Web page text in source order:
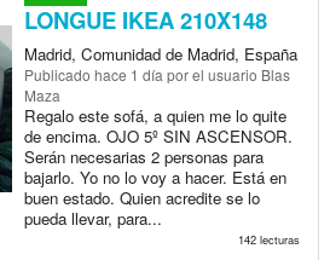
LONGUE IKEA 210X148
Madrid, Comunidad de Madrid, España
Publicado hace 1 día por el usuario Blas
Maza
Regalo este sofá, a quien me lo quite
de encima. OJO 5º SIN ASCENSOR.
Serán necesarias 2 personas para
bajarlo. Yo no lo voy a hacer. Está en
buen estado. Quien acredite se lo
pueda llevar, para...
142 lecturas